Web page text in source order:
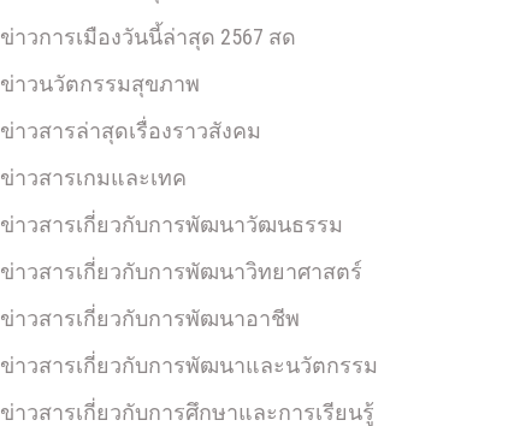
ข่าวการเมืองวันนี้ล่าสุด 2567 สด
ข่าวนวัตกรรมสุขภาพ
ข่าวสารล่าสุดเรื่องราวสังคม
ข่าวสารเกมและเทค
ข่าวสารเกี่ยวกับการพัฒนาวัฒนธรรม
ข่าวสารเกี่ยวกับการพัฒนาวิทยาศาสตร์
ข่าวสารเกี่ยวกับการพัฒนาอาชีพ
ข่าวสารเกี่ยวกับการพัฒนาและนวัตกรรม
ข่าวสารเกี่ยวกับการศึกษาและการเรียนรู้